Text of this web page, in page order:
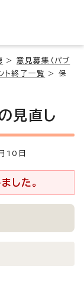
> 意見募集（パブ
ト終了一覧 > 保
見直し
10日
した。